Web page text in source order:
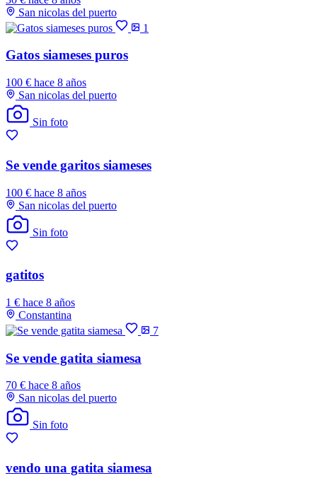
San nicolas del puerto
1
Gatos siameses puros
100 € hace 8 años
San nicolas del puerto
Sin foto
Se vende garitos siameses
100 € hace 8 años
San nicolas del puerto
Sin foto
gatitos
1 € hace 8 años
Constantina
7
Se vende gatita siamesa
70 € hace 8 años
San nicolas del puerto
Sin foto
vendo una gatita siamesa